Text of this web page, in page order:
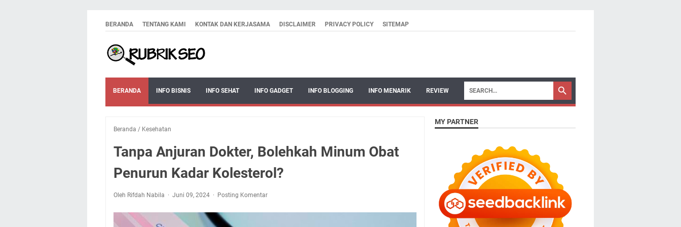
BERANDA TENTANG KAMI KONTAK DAN KERJASAMA DISCLAIMER PRIVACY POLICY SITEMAP
BERANDA INFO BISNIS INFO SEHAT INFO GADGET INFO BLOGGING INFO MENARIK REVIEW
Beranda / Kesehatan
Tanpa Anjuran Dokter, Bolehkah Minum Obat
Penurun Kadar Kolesterol?
Oleh Rifdah Nabila Juni 09, 2024 Posting Komentar
MY PARTNER